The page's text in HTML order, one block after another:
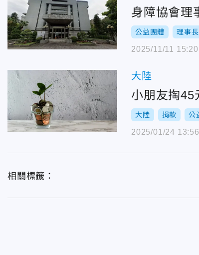
身障協會理
公益團體 理事長
2025/11/11 15:20
大陸
小朋友掏
大陸 捐款 公
2025/01/24 13:56
相關標籤：